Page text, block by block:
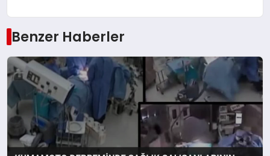
Benzer Haberler